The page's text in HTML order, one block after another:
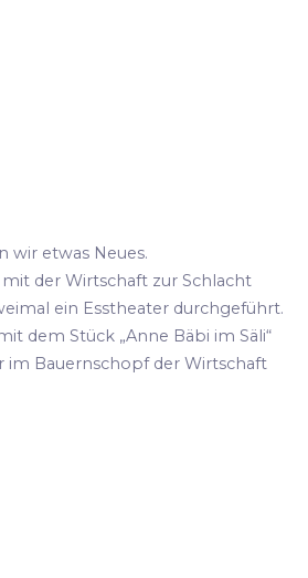
wir etwas Neues.
der Wirtschaft zur Schlacht
ein Esstheater durchgeführt.
dem Stück „Anne Bäbi im Säli“
im Bauernschopf der Wirtschaft